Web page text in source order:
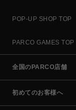
POP-UP SHOP TOP
PARCO GAMES TOP
全国のPARCO店舗
初めてのお客様へ